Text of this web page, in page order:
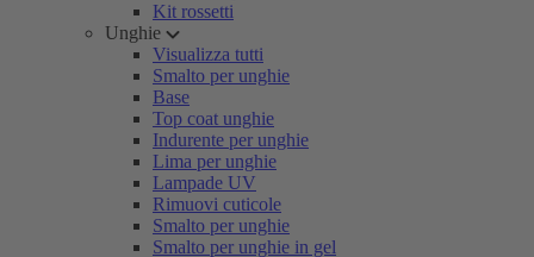
Kit rossetti
Unghie
Visualizza tutti
Smalto per unghie
Base
Top coat unghie
Indurente per unghie
Lima per unghie
Lampade UV
Rimuovi cuticole
Smalto per unghie
Smalto per unghie in gel